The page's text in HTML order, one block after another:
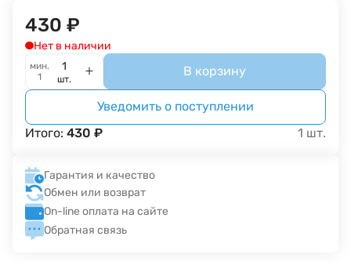
430 ₽
Нет в наличии
мин.
1
шт.
В корзину
Уведомить о поступлении
Итого: 430 ₽ 1 шт.
Гарантия и качество
Обмен или возврат
On-line оплата на сайте
Обратная связь